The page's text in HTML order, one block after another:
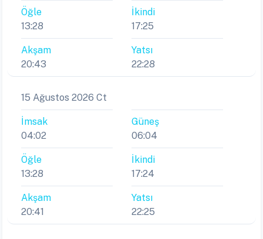
Öğle
13:28
İkindi
17:25
Akşam
20:43
Yatsı
22:28
15 Ağustos 2026 Ct
İmsak
04:02
Güneş
06:04
Öğle
13:28
İkindi
17:24
Akşam
20:41
Yatsı
22:25